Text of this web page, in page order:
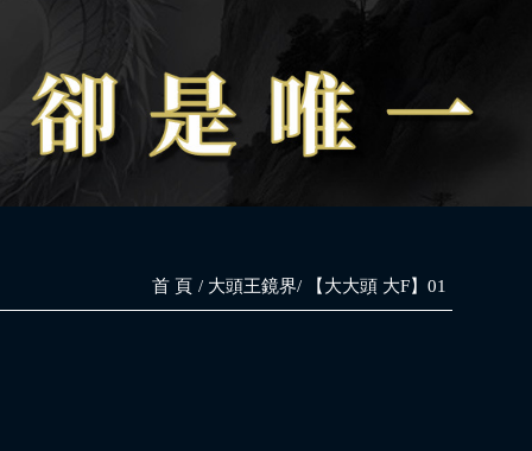
首 頁 大頭王鏡界 【大大頭 大F】01